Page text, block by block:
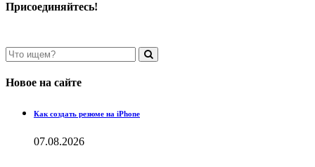
Присоединяйтесь!
Новое на сайте
Как создать резюме на iPhone
07.08.2026